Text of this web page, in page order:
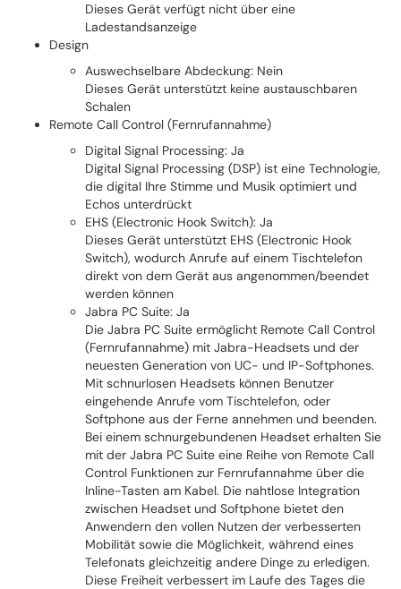
Dieses Gerät verfügt nicht über eine
Ladestandsanzeige
Design
Auswechselbare Abdeckung: Nein
Dieses Gerät unterstützt keine austauschbaren
Schalen
Remote Call Control (Fernrufannahme)
Digital Signal Processing: Ja
Digital Signal Processing (DSP) ist eine Technologie,
die digital Ihre Stimme und Musik optimiert und
Echos unterdrückt
EHS (Electronic Hook Switch): Ja
Dieses Gerät unterstützt EHS (Electronic Hook
Switch), wodurch Anrufe auf einem Tischtelefon
direkt von dem Gerät aus angenommen/beendet
werden können
Jabra PC Suite: Ja
Die Jabra PC Suite ermöglicht Remote Call Control
(Fernrufannahme) mit Jabra-Headsets und der
neuesten Generation von UC- und IP-Softphones.
Mit schnurlosen Headsets können Benutzer
eingehende Anrufe vom Tischtelefon, oder
Softphone aus der Ferne annehmen und beenden.
Bei einem schnurgebundenen Headset erhalten Sie
mit der Jabra PC Suite eine Reihe von Remote Call
Control Funktionen zur Fernrufannahme über die
Inline-Tasten am Kabel. Die nahtlose Integration
zwischen Headset und Softphone bietet den
Anwendern den vollen Nutzen der verbesserten
Mobilität sowie die Möglichkeit, während eines
Telefonats gleichzeitig andere Dinge zu erledigen.
Diese Freiheit verbessert im Laufe des Tages die